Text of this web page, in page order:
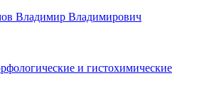
Владимир Владимирович
и гистохимические